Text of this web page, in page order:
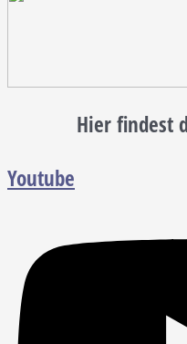
Hier findest
Youtube